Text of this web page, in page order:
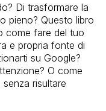
Di trasformare la
pieno? Questo libro
come fare del tuo
e propria fonte di
su Google?
O come
risultare